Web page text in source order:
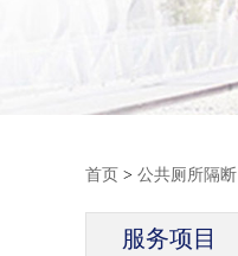
首页 > 公共厕所隔断
服务项目